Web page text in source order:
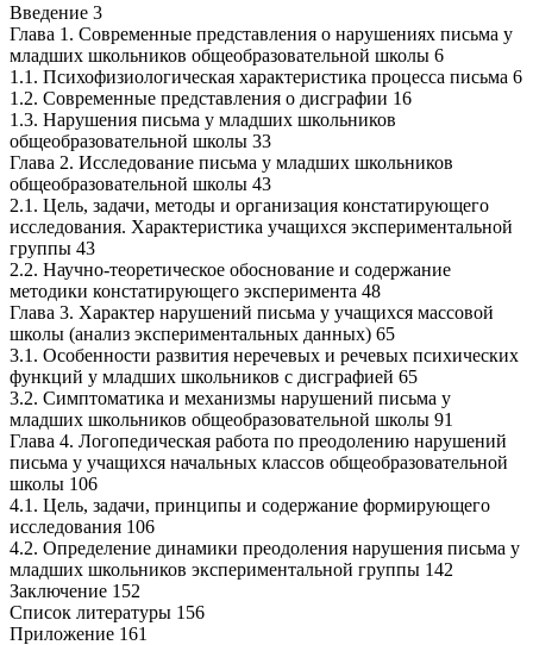
Введение 3
Глава 1. Современные представления о нарушениях письма у
младших школьников общеобразовательной школы 6
1.1. Психофизиологическая характеристика процесса письма 6
1.2. Современные представления о дисграфии 16
1.3. Нарушения письма у младших школьников
общеобразовательной школы 33
Глава 2. Исследование письма у младших школьников
общеобразовательной школы 43
2.1. Цель, задачи, методы и организация констатирующего
исследования. Характеристика учащихся экспериментальной
группы 43
2.2. Научно-теоретическое обоснование и содержание
методики констатирующего эксперимента 48
Глава 3. Характер нарушений письма у учащихся массовой
школы (анализ экспериментальных данных) 65
3.1. Особенности развития неречевых и речевых психических
функций у младших школьников с дисграфией 65
3.2. Симптоматика и механизмы нарушений письма у
младших школьников общеобразовательной школы 91
Глава 4. Логопедическая работа по преодолению нарушений
письма у учащихся начальных классов общеобразовательной
школы 106
4.1. Цель, задачи, принципы и содержание формирующего
исследования 106
4.2. Определение динамики преодоления нарушения письма у
младших школьников экспериментальной группы 142
Заключение 152
Список литературы 156
Приложение 161